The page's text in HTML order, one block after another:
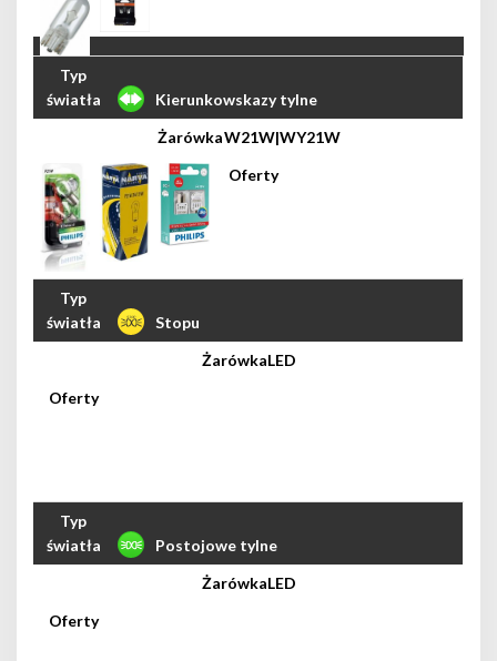
Kierunkowskazy tylne
W21W|WY21W
Stopu
LED
Postojowe tylne
LED